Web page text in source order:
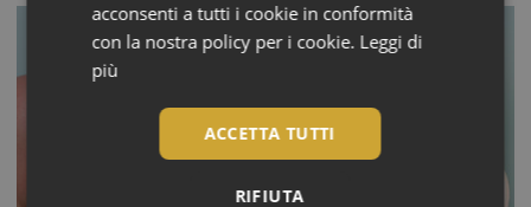
acconsenti a tutti i cookie in conformità
con la nostra policy per i cookie. Leggi di
più
ACCETTA TUTTI
RIFIUTA